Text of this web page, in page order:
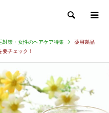
検索
対策・女性のヘアケア特集
薬用製品
チェック！